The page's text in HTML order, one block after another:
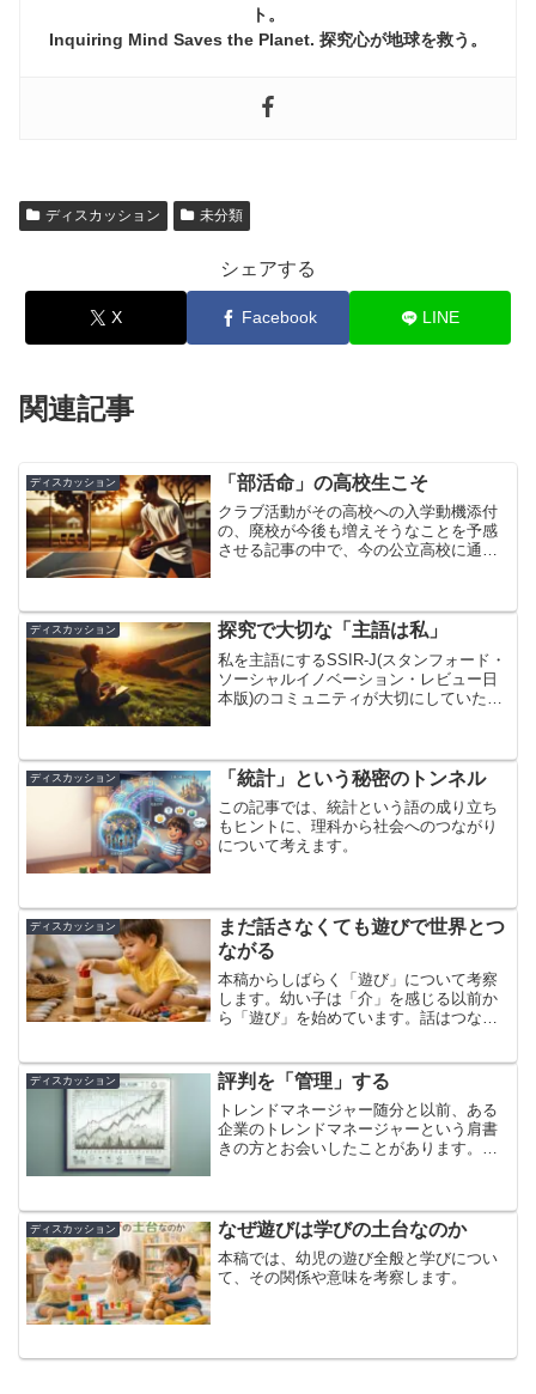
ト。
Inquiring Mind Saves the Planet. 探究心が地球を救う。
ディスカッション 未分類
シェアする
X Facebook LINE
関連記事
ディスカッション 「部活命」の高校生こそ
クラブ活動がその高校への入学動機添付
の、廃校が今後も増えそうなことを予感
させる記事の中で、今の公立高校に通う
が紹介されています。そのまま引用する
と「公立高校においては、...
ディスカッション 探究で大切な「主語は私」
私を主語にするSSIR-J(スタンフォード・
ソーシャルイノベーション・レビュー日
本版)のコミュニティが大切にしていたの
姿勢として、この...
ディスカッション 「統計」という秘密のトンネル
この記事では、統計という語の成り立ち
もヒントに、理科から社会へのつながり
について考えます。
ディスカッション
まだ話さなくても遊びで世界とつ
ながる
本稿からしばらく「遊び」について考察
します。幼い子は「介」を感じる以前か
ら「遊び」を始めています。話はつなが
ディスカッション 評判を「管理」する
トレンドマネージャー随分と以前、ある
企業のトレンドマネージャーという肩書
きの方とお会いしたことがあります。
あらゆるトレンドに関する情...
ディスカッション なぜ遊びは学びの土台なのか
本稿では、幼児の遊び全般と学びについ
て、その関係や意味を考察します。